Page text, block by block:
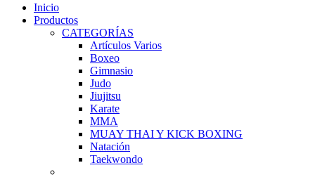
Inicio
Productos
CATEGORÍAS
Artículos Varios
Boxeo
Gimnasio
Judo
Jiujitsu
Karate
MMA
MUAY THAI Y KICK BOXING
Natación
Taekwondo